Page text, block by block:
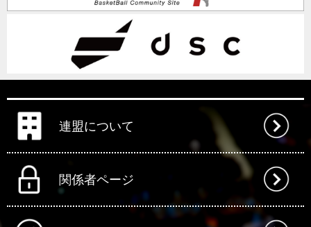
連盟について
関係者ページ